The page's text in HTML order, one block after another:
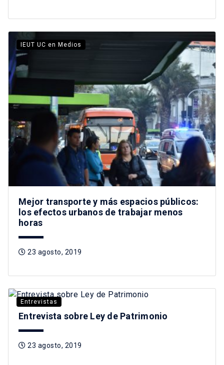
IEUT UC en Medios
Mejor transporte y más espacios públicos:
los efectos urbanos de trabajar menos
horas
23 agosto, 2019
Entrevistas
Entrevista sobre Ley de Patrimonio
23 agosto, 2019